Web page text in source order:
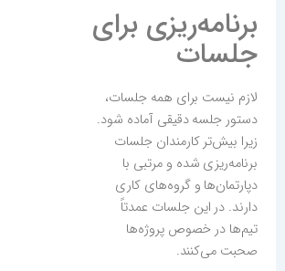
برنامه‌ریزی برای
جلسات
لازم نیست برای همه جلسات،
دستور جلسه دقیقی آماده شود.
زیرا بیش‌تر کارمندان جلسات
برنامه‌ریزی شده و مرتبی با
دپارتمان‌ها و گروه‌های کاری
دارند. در این جلسات عمدتاً
تیم‌ها در خصوص پروژه‌ها
صحبت می‌کنند.